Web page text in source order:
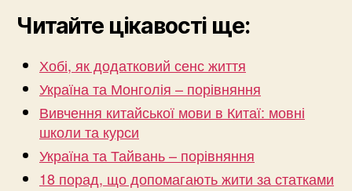
Читайте цікавості ще:
Хобі, як додатковий сенс життя
Україна та Монголія – порівняння
Вивчення китайської мови в Китаї: мовні
школи та курси
Україна та Тайвань – порівняння
18 порад, що допомагають жити за статками